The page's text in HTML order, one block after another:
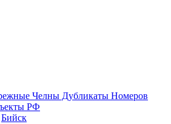
Челны Дубликаты Номеров
РФ
Бийск